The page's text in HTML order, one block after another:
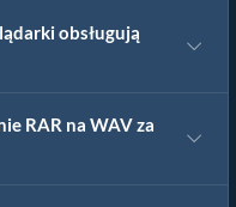
obsługują
RAR na WAV za